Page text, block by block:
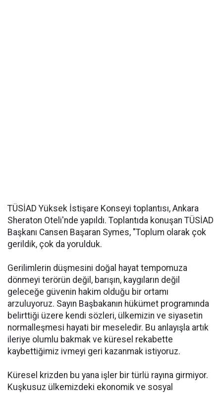
TÜSİAD Yüksek İstişare Konseyi toplantısı, Ankara
Sheraton Oteli'nde yapıldı. Toplantıda konuşan TÜSİAD
Başkanı Cansen Başaran Symes, "Toplum olarak çok
gerildik, çok da yorulduk.
Gerilimlerin düşmesini doğal hayat tempomuza
dönmeyi terörün değil, barışın, kaygıların değil
geleceğe güvenin hakim olduğu bir ortamı
arzuluyoruz. Sayın Başbakanın hükümet programında
belirttiği üzere kendi sözleri, ülkemizin ve siyasetin
normalleşmesi hayati bir meseledir. Bu anlayışla artık
ileriye olumlu bakmak ve küresel rekabette
kaybettiğimiz ivmeyi geri kazanmak istiyoruz.
Küresel krizden bu yana işler bir türlü rayına girmiyor.
Kuşkusuz ülkemizdeki ekonomik ve sosyal